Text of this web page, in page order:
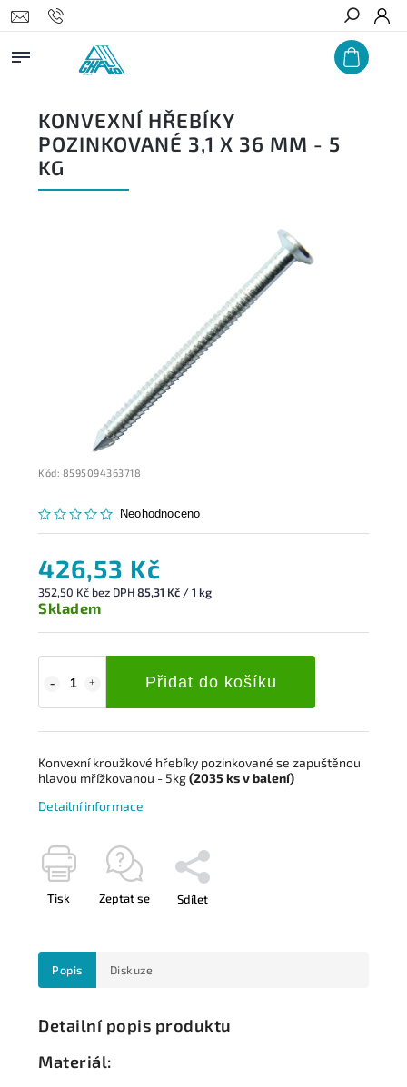
Hledat
KONVEXNÍ HŘEBÍKY
POZINKOVANÉ 3,1 X 36 MM - 5
KG
Kód: 8595094363718
Neohodnoceno
426,53 Kč
352,50 Kč bez DPH85,31 Kč / 1 kg
Skladem
Přidat do košíku
Konvexní kroužkové hřebíky pozinkované se zapuštěnou
hlavou mřížkovanou - 5kg(2035 ksv balení)
Detailní informace
Tisk Zeptat se Sdílet
Popis Diskuze
Detailní popis produktu
Materiál: